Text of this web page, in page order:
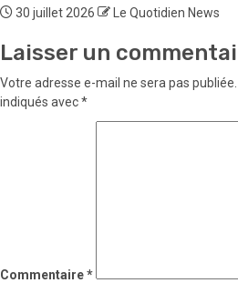
30 juillet 2026 Le Quotidien News
Laisser un
Votre adresse e-mail ne sera pas publiée.
indiqués avec*
Commentaire*